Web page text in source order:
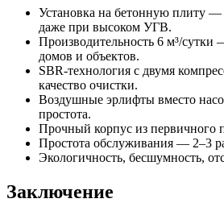
Установка на бетонную плиту —
даже при высоком УГВ.
Производительность 6 м³/
домов и объектов.
SBR-технология с двумя
качество очистки.
Воздушные эрлифты вместо
простота.
Прочный корпус из первичного
Простота обслуживания — 2–3
Экологичность, бесшумность,
Заключение